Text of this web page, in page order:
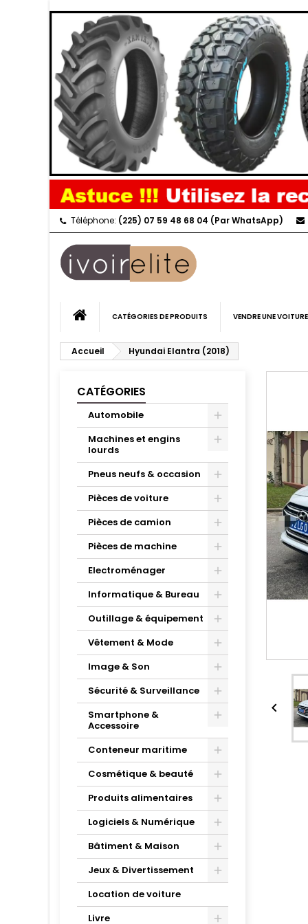
Téléphone: (225) 07 59 48 68 04 (Par WhatsApp)
CATÉGORIES DE PRODUITS VENDRE UNE VOITURE
Accueil Hyundai Elantra (2018)
CATÉGORIES
Automobile
Machines et engins
lourds
Pneus neufs & occasion
Pièces de voiture
Pièces de camion
Pièces de machine
Electroménager
Informatique & Bureau
Outillage & équipement
Vêtement & Mode
Image & Son
Sécurité & Surveillance
Smartphone &
Accessoire
Conteneur maritime
Cosmétique & beauté
Produits alimentaires
Logiciels & Numérique
Bâtiment & Maison
Jeux & Divertissement
Location de voiture
Livre
